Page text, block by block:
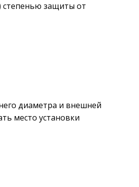
степенью защиты от
диаметра и внешней
место установки